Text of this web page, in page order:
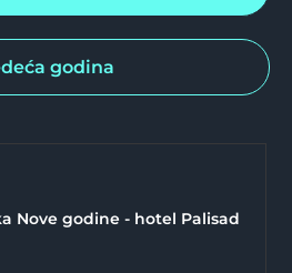
godina
Nove godine - hotel Palisad